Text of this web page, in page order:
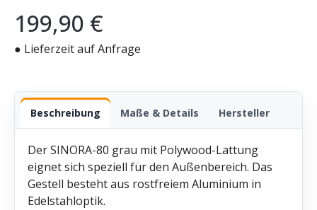
Regulärer Preis:
199,90 €
● Lieferzeit auf Anfrage
Beschreibung Maße & Details Hersteller
Der SINORA-80 grau mit Polywood-Lattung
eignet sich speziell für den Außenbereich. Das
Gestell besteht aus rostfreiem Aluminium in
Edelstahloptik.